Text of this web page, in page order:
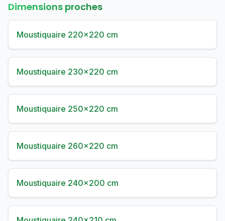
Dimensions proches
Moustiquaire 220×220 cm
Moustiquaire 230×220 cm
Moustiquaire 250×220 cm
Moustiquaire 260×220 cm
Moustiquaire 240×200 cm